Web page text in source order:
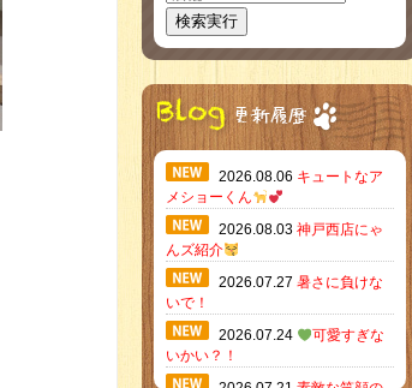
2026.08.06 キュートなア
メショーくん
2026.08.03 神戸西店にゃ
んズ紹介
2026.07.27 暑さに負けな
いで！
2026.07.24
可愛すぎな
いかい？！